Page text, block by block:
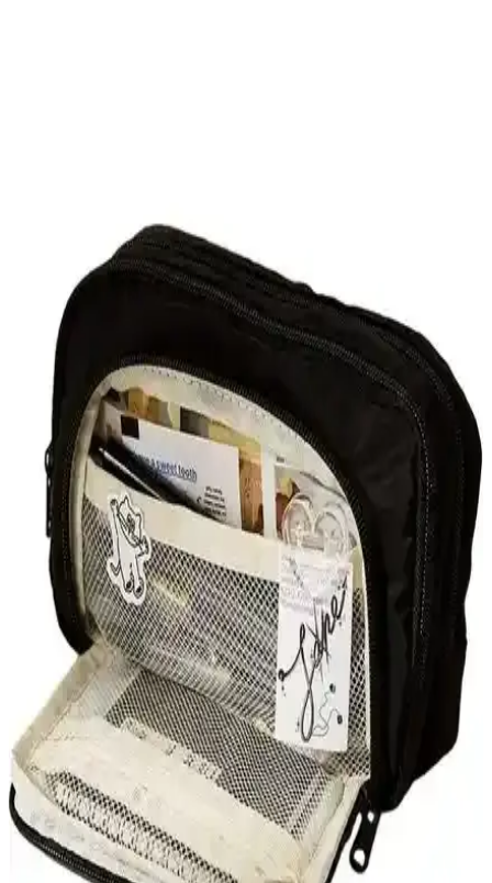
Mor silindir kalem çantası üç bölmeli ve altı hücreli düzeniyle
kurşun, tükenmez ve renkli kalemleri düzenli taşır. Dayanıklı tekstil
malzeme günlük kullanıma uygundur; okulda şık ve fonksiyonel bir
organizatördür.
Sumicorn Sarı Pötikareli Fermuarlı Çok Amaçlı Bez
Kalemlik ve Makyaj Çantası
Sumicorn'un sarı pötikareli tekstil kalemliği, şık tasarımı ve çok
yönlü kullanımıyla günlük ihtiyaçlara pratik çözümler sunar,
dayanıklı fermuar ve geniş iç hacmiyle öne çıkar.
RKY Serenity Klinkır Kalemlik: Suya Dayanıklı,
Yıkanabilir ve Çift Gözlü Tasarım
Suya dayanıklı, yıkanabilir ve çift gözlü tasarımıyla RKY Serenity
Klinkır Kalemlik, ofis ve okul ihtiyaçlarınızı düzenli ve hijyenik
tutar, hafif ve şık yapısıyla öne çıkar.
Jacbag Prime Üçgen Kalemlik: Şık ve Dayanıklı
Tasarım ile Günlük Kullanım İçin Uygun
Jacbag Prime Pencıl Case, gençlere özel şık tasarımı ve geniş iç
hacmiyle dikkat çeker. Dayanıklı tekstil materyali ve ergonomik
üçgen şekliyle kullanımı kolay, estetik ve pratik bir kalemlik
seçeneği sunar.
Kalemlik Seçimi: Brons ve Gen-Of Eko Modellerinin
Karşılaştırması
Brons ve Gen-Of Eko kalemlikleri detaylı karşılaştırıyoruz.
Malzeme, tasarım, kullanım kolaylığı ve kullanıcı yorumlarıyla en